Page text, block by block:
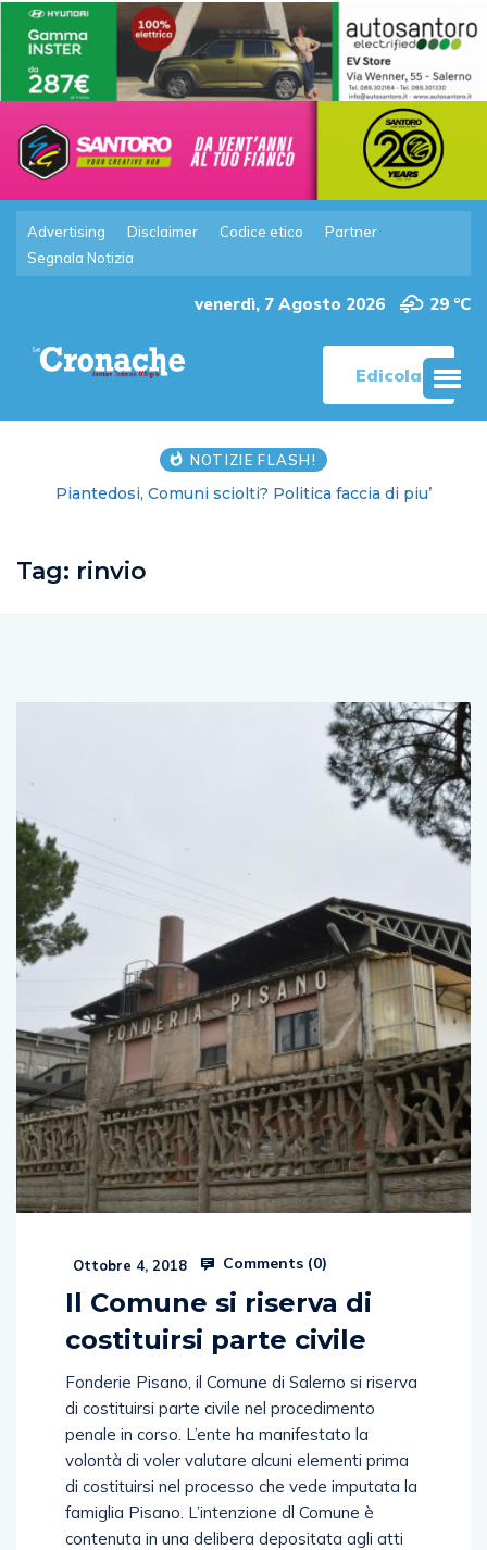
Advertising Disclaimer Codice etico
Partner
Segnala Notizia
venerdì, 7 Agosto 2026 29 °C
Edicola
NOTIZIE FLASH!
Piantedosi, Comuni sciolti? Politica faccia di piu’
Tag: rinvio
Ottobre 4, 2018 Comments (0)
Il Comune si riserva di
costituirsi parte civile
Fonderie Pisano, il Comune di Salerno si riserva
di costituirsi parte civile nel procedimento
penale in corso. L’ente ha manifestato la
volontà di voler valutare alcuni elementi prima
di costituirsi nel processo che vede imputata la
famiglia Pisano. L’intenzione dl Comune è
contenuta in una delibera depositata agli atti